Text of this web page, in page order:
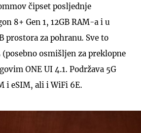
čipset posljednje
8+ Gen 1, 12GB RAM-a i u
prostora za pohranu. Sve to
(posebno osmišljen za preklopne
ONE UI 4.1. Podržava 5G
i eSIM, ali i WiFi 6E.